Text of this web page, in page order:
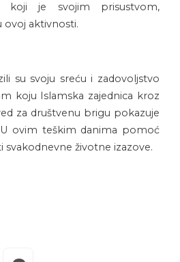
koji je svojim prisustvom,
ovoj aktivnosti.
su svoju sreću i zadovoljstvo
koju Islamska zajednica kroz
za društvenu brigu pokazuje
ovim teškim danima pomoć
životne izazove.